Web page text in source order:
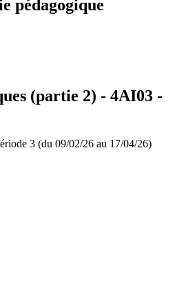
pédagogique
(partie 2) - 4AI03 -
3 (du 09/02/26 au 17/04/26)